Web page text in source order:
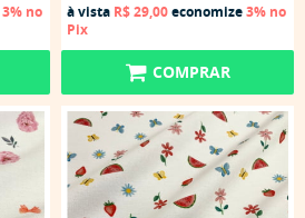
3% no
à vista R$ 29,00economize3% no
Pix
COMPRAR